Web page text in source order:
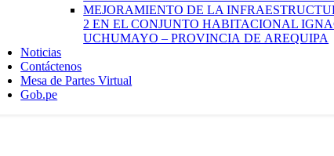
MEJORAMIENTO DE LA
2 EN EL CONJUNTO HABITACIONAL
UCHUMAYO – PROVINCIA DE AREQUIPA
Noticias
Contáctenos
Mesa de Partes Virtual
Gob.pe